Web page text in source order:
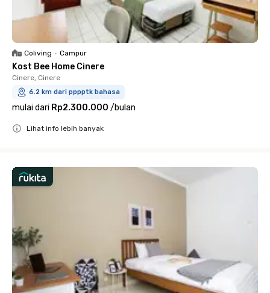
Coliving • Campur
Kost Bee Home Cinere
Cinere, Cinere
6.2 km dari pppptk bahasa
mulai dari Rp2.300.000 /bulan
Lihat info lebih banyak